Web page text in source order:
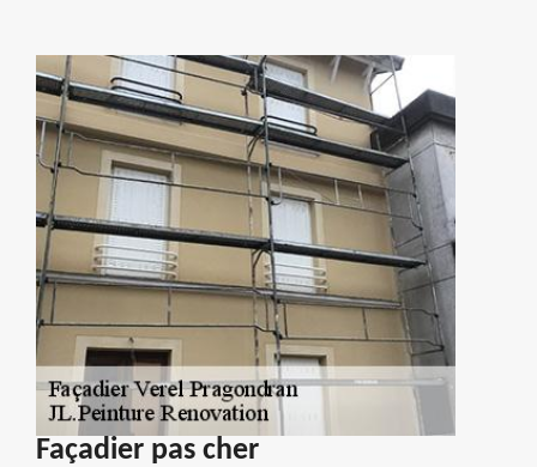
Façadier pas cher